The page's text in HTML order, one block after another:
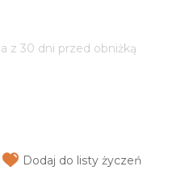
z 30 dni przed obniżką
Dodaj do listy życzeń